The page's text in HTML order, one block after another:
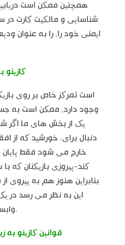
همچنین ممکن است
شناسایی و مالکیت کارت در
ایمنی خود را, را به عنوان
کازینو
است تمرکز خاص بر روی
وجود دارد, ممکن است به
یک از بخش های ما اگر
دنبال برای. خورشید که از
خارج می شود فقط پایان
کند-پیروزی بازیکنان که
این به نظر می رسد در
وابسته به کازینو شما در دراز.
قوانین کازینو